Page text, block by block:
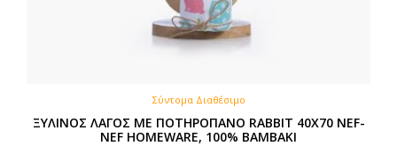
Σύντομα Διαθέσιμο
ΞΥΛΙΝΟΣ ΛΑΓΟΣ ΜΕ ΠΟΤΗΡΟΠΑΝΟ RABBIT 40X70 NEF-
NEF HOMEWARE, 100% BAMBAKI